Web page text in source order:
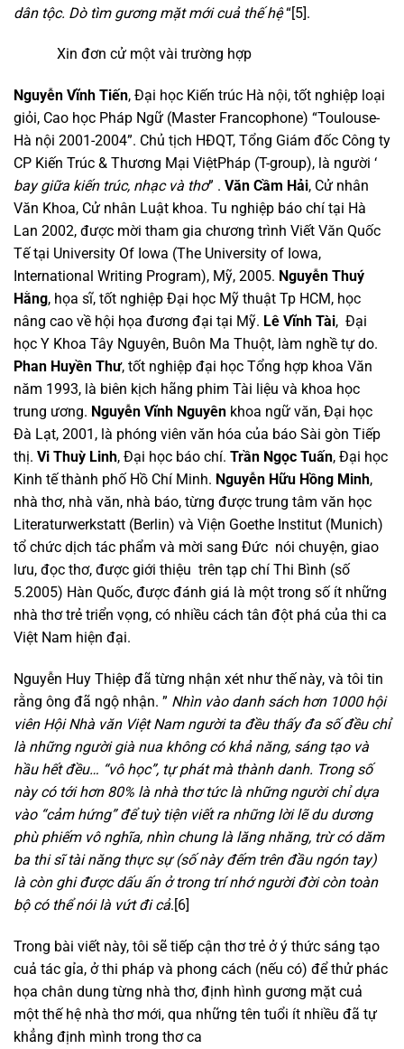
dân tộc. Dò tìm gương mặt mới cuả thế hệ“[5].
Xin đơn cử một vài trường hợp
Nguyễn Vĩnh Tiến, Đại học Kiến trúc Hà nội, tốt nghiệp loại
giỏi, Cao học Pháp Ngữ (Master Francophone) “Toulouse-
Hà nội 2001-2004”. Chủ tịch HĐQT, Tổng Giám đốc Công ty
CP Kiến Trúc & Thương Mại ViệtPháp (T-group), là người ‘
bay giữa kiến trúc, nhạc và thơ” . Văn Cầm Hải, Cử nhân
Văn Khoa, Cử nhân Luật khoa. Tu nghiệp báo chí tại Hà
Lan 2002, được mời tham gia chương trình Viết Văn Quốc
Tế tại University Of Iowa (The University of Iowa,
International Writing Program), Mỹ, 2005. Nguyễn Thuý
Hằng, họa sĩ, tốt nghiệp Đại học Mỹ thuật Tp HCM, học
nâng cao về hội họa đương đại tại Mỹ. Lê Vĩnh Tài, Đại
học Y Khoa Tây Nguyên, Buôn Ma Thuột, làm nghề tự do.
Phan Huyền Thư, tốt nghiệp đại học Tổng hợp khoa Văn
năm 1993, là biên kịch hãng phim Tài liệu và khoa học
trung ương. Nguyễn Vĩnh Nguyên khoa ngữ văn, Đại học
Đà Lạt, 2001, là phóng viên văn hóa của báo Sài gòn Tiếp
thị. Vi Thuỳ Linh, Đại học báo chí. Trần Ngọc Tuấn, Đại học
Kinh tế thành phố Hồ Chí Minh. Nguyễn Hữu Hồng Minh,
nhà thơ, nhà văn, nhà báo, từng được trung tâm văn học
Literaturwerkstatt (Berlin) và Viện Goethe Institut (Munich)
tổ chức dịch tác phẩm và mời sang Đức nói chuyện, giao
lưu, đọc thơ, được giới thiệu trên tạp chí Thi Bình (số
5.2005) Hàn Quốc, được đánh giá là một trong số ít những
nhà thơ trẻ triển vọng, có nhiều cách tân đột phá của thi ca
Việt Nam hiện đại.
Nguyễn Huy Thiệp đã từng nhận xét như thế này, và tôi tin
rằng ông đã ngộ nhận. ” Nhìn vào danh sách hơn 1000 hội
viên Hội Nhà văn Việt Nam người ta đều thấy đa số đều chỉ
là những người già nua không có khả năng, sáng tạo và
hầu hết đều… “vô học”, tự phát mà thành danh. Trong số
này có tới hơn 80% là nhà thơ tức là những người chỉ dựa
vào “cảm hứng” để tuỳ tiện viết ra những lời lẽ du dương
phù phiếm vô nghĩa, nhìn chung là lăng nhăng, trừ có dăm
ba thi sĩ tài năng thực sự (số này đếm trên đầu ngón tay)
là còn ghi được dấu ấn ở trong trí nhớ người đời còn toàn
bộ có thể nói là vứt đi cả.[6]
Trong bài viết này, tôi sẽ tiếp cận thơ trẻ ở ý thức sáng tạo
cuả tác gỉa, ở thi pháp và phong cách (nếu có) để thử phác
họa chân dung từng nhà thơ, định hình gương mặt cuả
một thế hệ nhà thơ mới, qua những tên tuổi ít nhiều đã tự
khẳng định mình trong thơ ca